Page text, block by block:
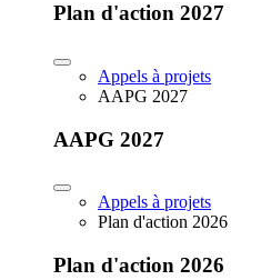
Plan d'action 2027
Appels à projets
AAPG 2027
AAPG 2027
Appels à projets
Plan d'action 2026
Plan d'action 2026